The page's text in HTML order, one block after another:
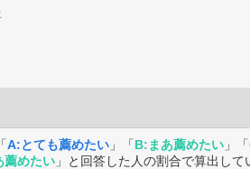
A:とても薦めたい 」「B:まあ薦めたい 」「
薦めたい 」と回答した人の割合で算出して